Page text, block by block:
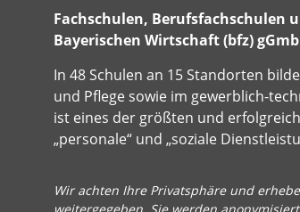
Fachschulen, Berufsfachschulen
Bayerischen Wirtschaft (bfz)
In 48 Schulen an 15 Standorten
und Pflege sowie im gewerblich-
ist eines der größten und
„personale“ und „soziale
Wir achten Ihre Privatsphäre und